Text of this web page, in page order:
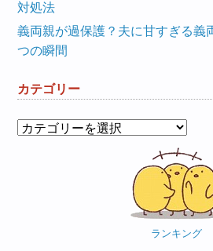
対処法
義両親が過保護？夫に甘すぎる義
つの瞬間
カテゴリー
カ
ランキング